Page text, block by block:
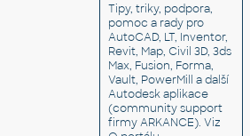
Tipy, triky, podpora,
pomoc a rady pro
AutoCAD, LT, Inventor,
Revit, Map, Civil 3D, 3ds
Max, Fusion, Forma,
Vault, PowerMill a další
Autodesk aplikace
(community support
firmy ARKANCE). Viz